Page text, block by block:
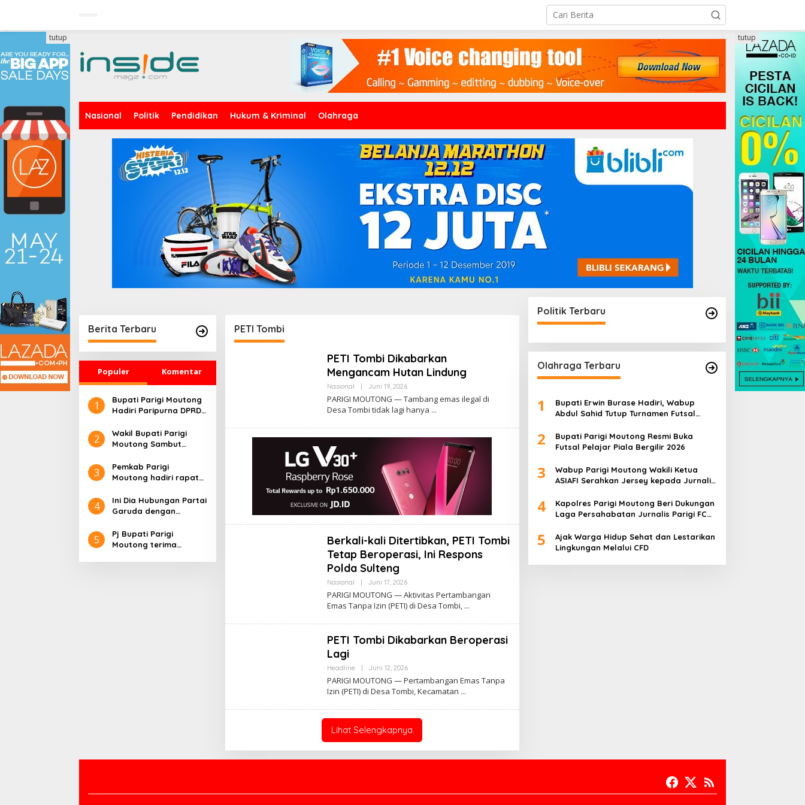
Nasional Politik Pendidikan Hukum & Kriminal Olahraga
tutup tutup
Berita Terbaru
Populer Komentar
1
Bupati Parigi Moutong
Hadiri Paripurna DPRD
Persidangan III
2
Wakil Bupati Parigi
Moutong Sambut
dan Pendidikan Pemilih
Berkelanjutan Tahun
Bersama Komisi II DPR
RI
3
Pemkab Parigi
Moutong hadiri rapat
persidangan II Tahun
2025
4
Ini Dia Hubungan Partai
Garuda dengan
5
Pj Bupati Parigi
Moutong terima
PETI Tombi
PETI Tombi Dikabarkan
Mengancam Hutan Lindung
Nasional Juni 19, 2026Oleh
Insidemagz
PARIGI MOUTONG — Tambang emas ilegal di
Desa Tombi tidak lagi hanya
Berkali-kali Ditertibkan, PETI Tombi
Tetap Beroperasi, Ini Respons
Polda Sulteng
Nasional Juni 17, 2026Oleh
Insidemagz
PARIGI MOUTONG — Aktivitas Pertambangan
Emas Tanpa Izin (PETI) di Desa Tombi,
PETI Tombi Dikabarkan Beroperasi
Lagi
Headline Juni 12, 2026Oleh
Insidemagz
PARIGI MOUTONG — Pertambangan Emas Tanpa
Izin (PETI) di Desa Tombi, Kecamatan
Lihat Selengkapnya
Politik Terbaru
Olahraga Terbaru
1
Bupati Erwin Burase Hadiri, Wabup
Abdul Sahid Tutup Turnamen Futsal
2
Bupati Parigi Moutong Resmi Buka
Futsal Pelajar Piala Bergilir 2026
3
Wabup Parigi Moutong Wakili Ketua
ASIAFI Serahkan Jersey kepada Jurnalis
4
Kapolres Parigi Moutong Beri Dukungan
Laga Persahabatan Jurnalis Parigi FC
5
Ajak Warga Hidup Sehat dan Lestarikan
Lingkungan Melalui CFD